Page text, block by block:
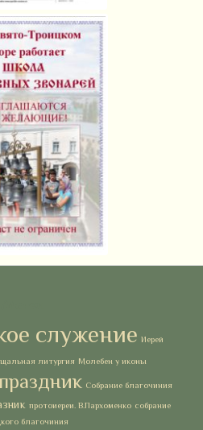
служение Иерей
литургия Молебен у иконы
Собрание благочиния
протоиереи. В.Пархоменко собрание
благочиния